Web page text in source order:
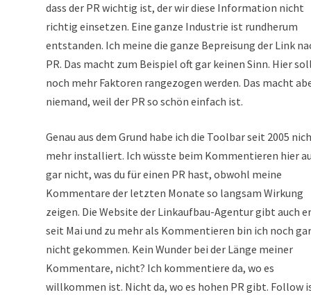
dass der PR wichtig ist, der wir diese Information nicht
richtig einsetzen. Eine ganze Industrie ist rundherum
entstanden. Ich meine die ganze Bepreisung der Link
PR. Das macht zum Beispiel oft gar keinen Sinn. Hier
noch mehr Faktoren rangezogen werden. Das macht
niemand, weil der PR so schön einfach ist.
Genau aus dem Grund habe ich die Toolbar seit 2005
mehr installiert. Ich wüsste beim Kommentieren hier
gar nicht, was du für einen PR hast, obwohl meine
Kommentare der letzten Monate so langsam Wirkung
zeigen. Die Website der Linkaufbau-Agentur gibt auch
seit Mai und zu mehr als Kommentieren bin ich noch gar
nicht gekommen. Kein Wunder bei der Länge meiner
Kommentare, nicht? Ich kommentiere da, wo es
willkommen ist. Nicht da, wo es hohen PR gibt. Follow